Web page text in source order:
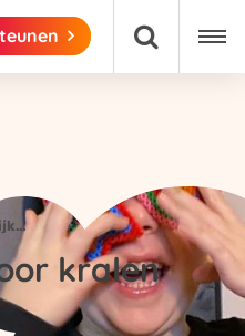

Strijkkralen voor kralen
kralen